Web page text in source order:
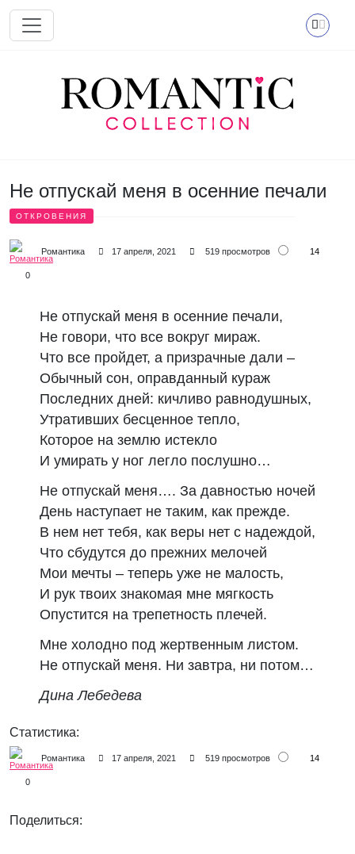
Перейти к основному содержанию
Не отпускай меня в осенние печали
ОТКРОВЕНИЯ
Романтика 17 апреля, 2021 519 просмотров 14
0
Не отпускай меня в осенние печали,
Не говори, что все вокруг мираж.
Что все пройдет, а призрачные дали –
Обычный сон, оправданный кураж
Последних дней: кичливо равнодушных,
Утративших бесценное тепло,
Которое на землю истекло
И умирать у ног легло послушно…
Не отпускай меня…. За давностью ночей
День наступает не таким, как прежде.
В нем нет тебя, как веры нет с надеждой,
Что сбудутся до прежних мелочей
Мои мечты – теперь уже не малость,
И рук твоих знакомая мне мягкость
Опустится на трепетность плечей.
Мне холодно под жертвенным листом.
Не отпускай меня. Ни завтра, ни потом…
Дина Лебедева
Статистика:
Романтика 17 апреля, 2021 519 просмотров 14
0
Поделиться: